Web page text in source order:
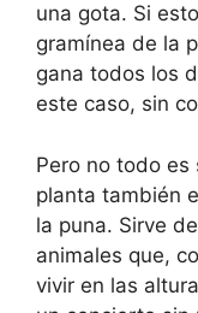
una gota. Si
gramínea de la
gana todos los
este caso, sin
Pero no todo es
planta también
la puna. Sirve
animales que,
vivir en las